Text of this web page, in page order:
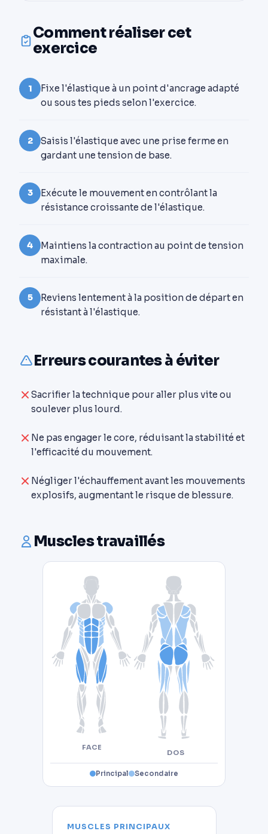
Comment réaliser cet
exercice
1
Fixe l'élastique à un point d'ancrage adapté
ou sous tes pieds selon l'exercice.
2
Saisis l'élastique avec une prise ferme en
gardant une tension de base.
3
Exécute le mouvement en contrôlant la
résistance croissante de l'élastique.
4
Maintiens la contraction au point de tension
maximale.
5
Reviens lentement à la position de départ en
résistant à l'élastique.
Erreurs courantes à éviter
Sacrifier la technique pour aller plus vite ou
soulever plus lourd.
Ne pas engager le core, réduisant la stabilité et
l'efficacité du mouvement.
Négliger l'échauffement avant les mouvements
explosifs, augmentant le risque de blessure.
Muscles travaillés
FACE
DOS
Principal Secondaire
MUSCLES PRINCIPAUX